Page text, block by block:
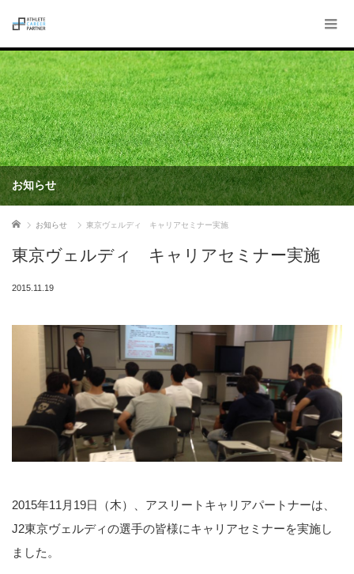
お知らせ
ホーム お知らせ 東京ヴェルディ キャリアセミナー実施
東京ヴェルディ キャリアセミナー実施
2015.11.19
2015年11月19日（木）、アスリートキャリアパートナーは、
J2東京ヴェルディの選手の皆様にキャリアセミナーを実施し
ました。